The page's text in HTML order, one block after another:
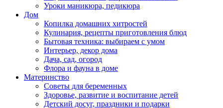
Уроки маникюра, педикюра
Дом
Копилка домашних хитростей
Кулинария, рецепты приготовления блюд
Бытовая техника: выбираем с умом
Интерьер, декор дома
Дача, сад, огород
Флора и фауна в доме
Материнство
Советы для беременных
Здоровье, развитие и воспитание детей
Детский досуг, праздники и подарки